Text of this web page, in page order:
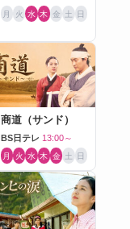
月 火 水 木 金 土 日
商道（サンド）
BS日テレ 13:00～
月 火 水 木 金 土 日